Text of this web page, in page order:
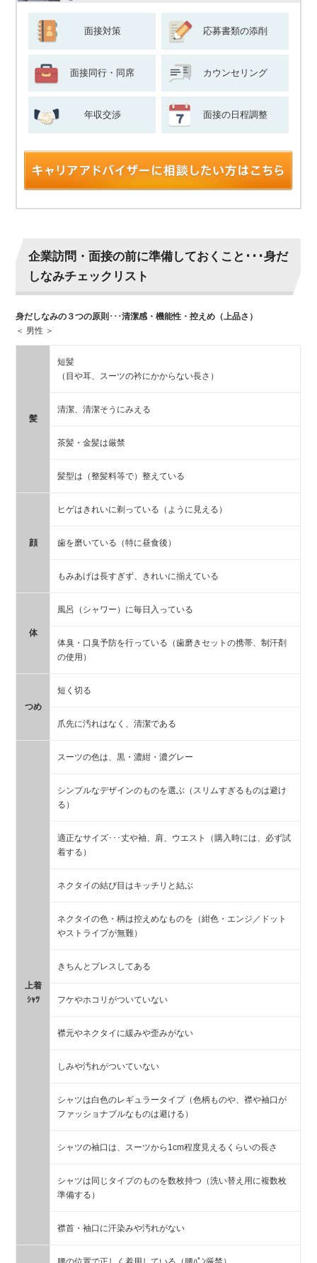
面接対策 応募書類の添削
面接同行・同席 カウンセリング
年収交渉 面接の日程調整
企業訪問・面接の前に準備しておくこと･･･身だ
しなみチェックリスト
身だしなみの３つの原則･･･清潔感・機能性・控えめ（上品さ）
＜ 男性 ＞
髪
短髪
（目や耳、スーツの衿にかからない長さ）
清潔、清潔そうにみえる
茶髪・金髪は厳禁
髪型は（整髪料等で）整えている
顔
ヒゲはきれいに剃っている（ように見える）
歯を磨いている（特に昼食後）
もみあげは長すぎず、きれいに揃えている
体
風呂（シャワー）に毎日入っている
体臭・口臭予防を行っている（歯磨きセットの携帯、制汗剤
の使用）
つめ
短く切る
爪先に汚れはなく、清潔である
上着
ｼｬﾂ
スーツの色は、黒・濃紺・濃グレー
シンプルなデザインのものを選ぶ（スリムすぎるものは避け
る）
適正なサイズ･･･丈や袖、肩、ウエスト（購入時には、必ず試
着する）
ネクタイの結び目はキッチリと結ぶ
ネクタイの色・柄は控えめなものを（紺色・エンジ／ドット
やストライプが無難）
きちんとプレスしてある
フケやホコリがついていない
襟元やネクタイに緩みや歪みがない
しみや汚れがついていない
シャツは白色のレギュラータイプ（色柄ものや、襟や袖口が
ファッショナブルなものは避ける）
シャツの袖口は、スーツから1cm程度見えるくらいの長さ
シャツは同じタイプのものを数枚持つ（洗い替え用に複数枚
準備する）
襟首・袖口に汗染みや汚れがない